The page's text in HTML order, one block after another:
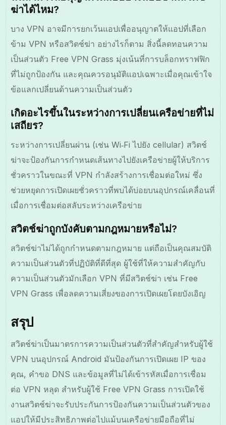
ฆ่าได้ไหม?
บาง VPN อาจมีการยกเว้นแอปเพื่ออนุญาตให้แอปที่เลือก
ข้าม VPN หรือสวิตช์ฆ่า อย่างไรก็ตาม สิ่งนี้ลดทอนความ
เป็นส่วนตัว Free VPN Grass มุ่งเน้นที่การบล็อกทราฟฟิก
ที่ไม่ถูกป้องกัน และคุณควรอนุมัติแอปเฉพาะเมื่อคุณเข้าใจ
ข้อแลกเปลี่ยนด้านความเป็นส่วนตัว
เกิดอะไรขึ้นในระหว่างการเปลี่ยนเครือข่ายที่ไม่
เสถียร?
ระหว่างการเปลี่ยนผ่าน (เช่น Wi‑Fi ไปยัง cellular) สวิตช์
ฆ่าจะป้องกันการกำหนดเส้นทางไปยังเครือข่ายผู้ให้บริการ
ชั่วคราวในขณะที่ VPN กําลังสร้างการเชื่อมต่อใหม่ ซึ่ง
ช่วยหยุดการเปิดเผยชั่วคราวที่พบได้บ่อยบนอุปกรณ์เคลื่อนที่
เมื่อการเชื่อมต่อสลับระหว่างเครือข่าย
สวิตช์ฆ่าถูกบังคับตามกฎหมายหรือไม่?
สวิตช์ฆ่าไม่ได้ถูกกำหนดตามกฎหมาย แต่ถือเป็นคุณสมบัติ
ความเป็นส่วนตัวที่ปฏิบัติที่ดีที่สุด ผู้ใช้ที่ให้ความสำคัญกับ
ความเป็นส่วนตัวมักเลือก VPN ที่มีสวิตช์ฆ่า เช่น Free
VPN Grass เพื่อลดความเสี่ยงของการเปิดเผยโดยบังเอิญ
สรุป
สวิตช์ฆ่าเป็นมาตรการความเป็นส่วนตัวที่สำคัญสำหรับผู้ใช้
VPN บนอุปกรณ์ Android มันป้องกันการเปิดเผย IP ของ
คุณ, คำขอ DNS และข้อมูลที่ไม่ได้เข้ารหัสเมื่อการเชื่อม
ต่อ VPN หลุด สำหรับผู้ใช้ Free VPN Grass การเปิดใช้
งานสวิตช์ฆ่าจะรับประกันการป้องกันความเป็นส่วนตัวของ
แอปให้มีประสิทธิภาพต่อไปแม้บนเครือข่ายมือถือที่ไม่